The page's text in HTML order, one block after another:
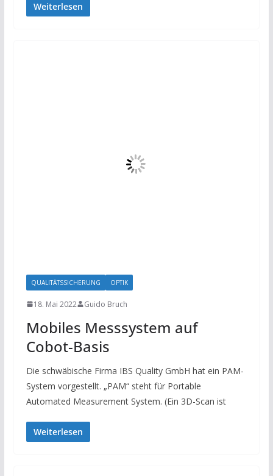
Weiterlesen
QUALITÄTSSICHERUNG OPTIK
18. Mai 2022 Guido Bruch
Mobiles Messsystem auf
Cobot-Basis
Die schwäbische Firma IBS Quality GmbH hat ein PAM-
System vorgestellt. „PAM“ steht für Portable
Automated Measurement System. (Ein 3D-Scan ist
Weiterlesen